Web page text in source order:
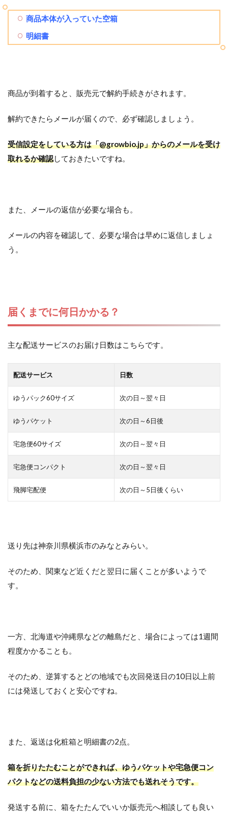
商品本体が入っていた空箱
明細書
商品が到着すると、販売元で解約手続きがされます。
解約できたらメールが届くので、必ず確認しましょう。
受信設定をしている方は「@growbio.jp」からのメールを受け
取れるか確認しておきたいですね。
また、メールの返信が必要な場合も。
メールの内容を確認して、必要な場合は早めに返信しましょ
う。
届くまでに何日かかる？
主な配送サービスのお届け日数はこちらです。
配送サービス 日数
ゆうパック60サイズ 次の日～翌々日
ゆうパケット 次の日～6日後
宅急便60サイズ 次の日～翌々日
宅急便コンパクト 次の日～翌々日
飛脚宅配便 次の日～5日後くらい
送り先は神奈川県横浜市のみなとみらい。
そのため、関東など近くだと翌日に届くことが多いようで
す。
一方、北海道や沖縄県などの離島だと、場合によっては1週間
程度かかることも。
そのため、逆算するとどの地域でも次回発送日の10日以上前
には発送しておくと安心ですね。
また、返送は化粧箱と明細書の2点。
箱を折りたたむことができれば、ゆうパケットや宅急便コン
パクトなどの送料負担の少ない方法でも送れそうです。
発送する前に、箱をたたんでいいか販売元へ相談しても良い